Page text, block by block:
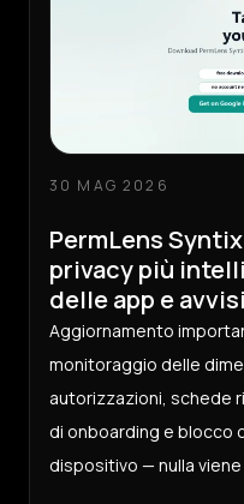
30 MAG 2026
PermLens
privacy più
delle app e avvisi
Aggiornamento
monitoraggio delle
autorizzazioni, schede
di onboarding e blocco
dispositivo — nulla viene